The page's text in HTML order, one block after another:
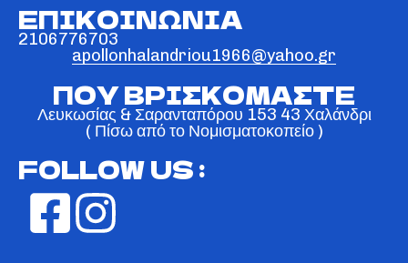
ΕΠΙΚΟΙΝΩΝΙΑ
2106776703
apollonhalandriou1966@yahoo.gr
ΠΟΥ ΒΡΙΣΚΟΜΑΣΤΕ
Λευκωσίας & Σαρανταπόρου 153 43 Χαλάνδρι
( Πίσω από το Νομισματοκοπείο )
FOLLOW US :